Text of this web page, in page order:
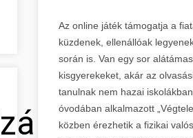
Az online játék támogatja a
küzdenek, ellenállóak
során is. Van egy sor
kisgyerekeket, akár az
tanulnak nem hazai
óvodában alkalmazott
közben érezhetik a fizikai